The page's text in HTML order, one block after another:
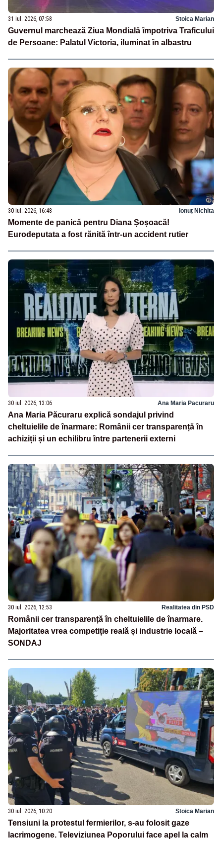
31 iul. 2026, 07:58 Stoica Marian
Guvernul marchează Ziua Mondială împotriva Traficului
de Persoane: Palatul Victoria, iluminat în albastru
30 iul. 2026, 16:48 Ionuț Nichita
Momente de panică pentru Diana Șoșoacă!
Eurodeputata a fost rănită într-un accident rutier
30 iul. 2026, 13:06 Ana Maria Pacuraru
Ana Maria Păcuraru explică sondajul privind
cheltuielile de înarmare: Românii cer transparență în
achiziții și un echilibru între partenerii externi
30 iul. 2026, 12:53 Realitatea din PSD
Românii cer transparență în cheltuielile de înarmare.
Majoritatea vrea competiție reală și industrie locală –
SONDAJ
30 iul. 2026, 10:20 Stoica Marian
Tensiuni la protestul fermierilor, s-au folosit gaze
lacrimogene. Televiziunea Poporului face apel la calm